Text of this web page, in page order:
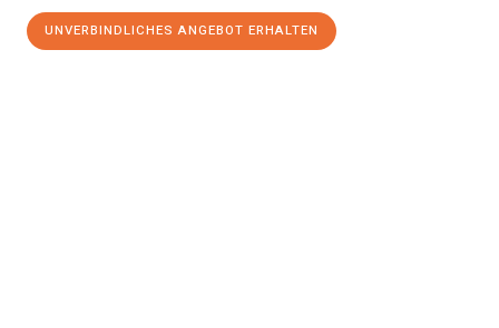
UNVERBINDLICHES ANGEBOT ERHALTEN